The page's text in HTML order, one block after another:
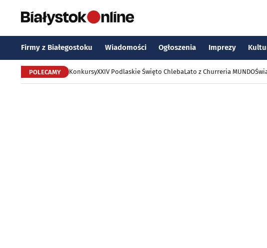
Firmy z Białegostoku Wiadomości Ogłoszenia Imprezy
POLECAMY KonkursyXXIV Podlaskie Święto ChlebaLato z Churreria MUNDO